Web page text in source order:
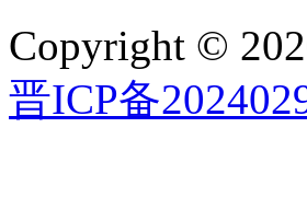
Copyright ©
晋ICP备